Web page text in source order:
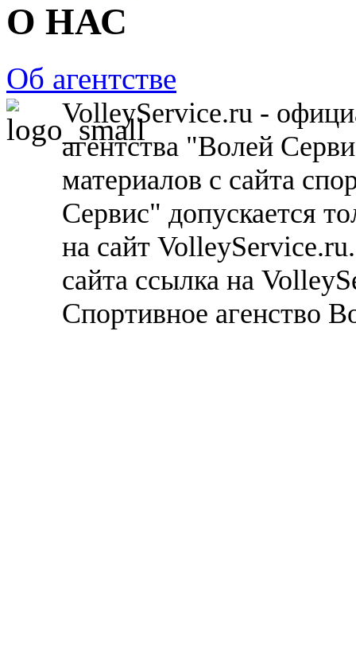
О НАС
Об агентстве
VolleyService.ru -
агентства "Волей
материалов с сайта
Сервис" допускается
на сайт
сайта ссылка на
Спортивное агенство